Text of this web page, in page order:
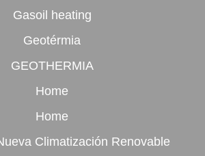
Gasoil heating
Geotérmia
GEOTHERMIA
Home
Home
Climatización Renovable